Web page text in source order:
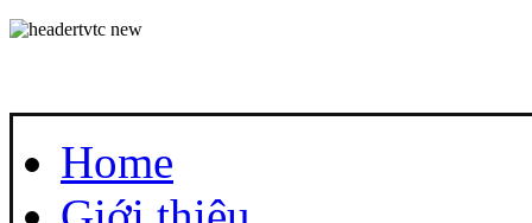
Home